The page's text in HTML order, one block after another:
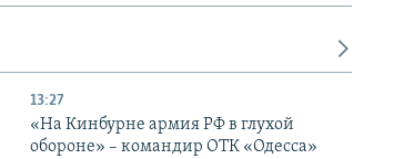
13:27
«На Кинбурне армия РФ в глухой
обороне» – командир ОТК «Одесса»